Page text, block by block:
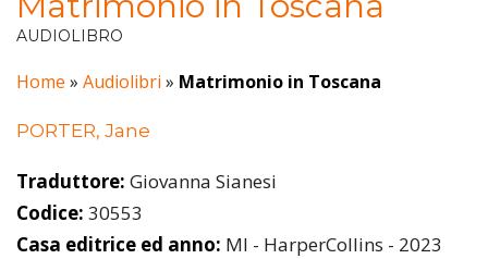
AUDIOLIBRO
Home » Audiolibri » Matrimonio in Toscana
PORTER, Jane
Traduttore: Giovanna Sianesi
Codice: 30553
Casa editrice ed anno: MI - HarperCollins - 2023